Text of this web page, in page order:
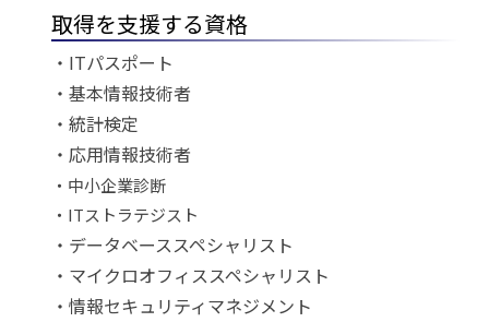
取得を支援する資格
・ITパスポート
・基本情報技術者
・統計検定
・応用情報技術者
・中小企業診断
・ITストラテジスト
・データベーススペシャリスト
・マイクロオフィススペシャリスト
・情報セキュリティマネジメント